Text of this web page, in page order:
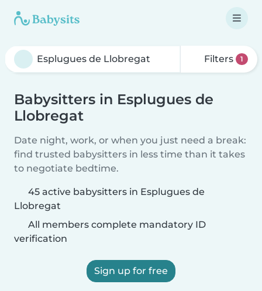
Filters 1
Babysitters in Esplugues de
Llobregat
Date night, work, or when you just need a break:
find trusted babysitters in less time than it takes
to negotiate bedtime.
45 active babysitters in Esplugues de
Llobregat
All members complete mandatory ID
verification
Sign up for free